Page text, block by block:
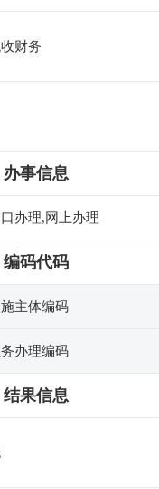
财务
办事信息
办理,网上办理
编码代码
主体编码
办理编码
结果信息